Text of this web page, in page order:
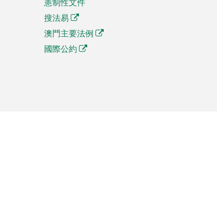
搜法易
澳門主要法例
國際公約